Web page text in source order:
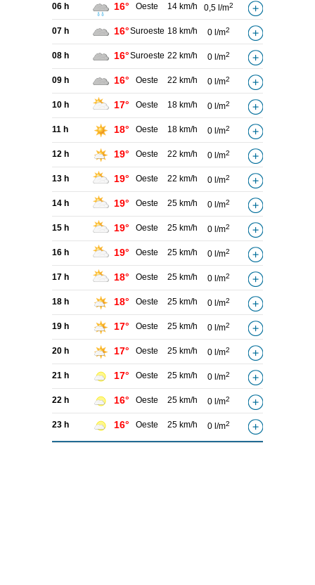
06 h 16° Oeste 14 km/h 0,5 l/m2
07 h 16°Suroeste 18 km/h 0 l/m2
08 h 16°Suroeste 22 km/h 0 l/m2
09 h 16° Oeste 22 km/h 0 l/m2
10 h 17° Oeste 18 km/h 0 l/m2
11 h 18° Oeste 18 km/h 0 l/m2
12 h 19° Oeste 22 km/h 0 l/m2
13 h 19° Oeste 22 km/h 0 l/m2
14 h 19° Oeste 25 km/h 0 l/m2
15 h 19° Oeste 25 km/h 0 l/m2
16 h 19° Oeste 25 km/h 0 l/m2
17 h 18° Oeste 25 km/h 0 l/m2
18 h 18° Oeste 25 km/h 0 l/m2
19 h 17° Oeste 25 km/h 0 l/m2
20 h 17° Oeste 25 km/h 0 l/m2
21 h 17° Oeste 25 km/h 0 l/m2
22 h 16° Oeste 25 km/h 0 l/m2
23 h 16° Oeste 25 km/h 0 l/m2